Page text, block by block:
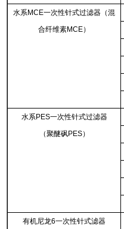
水系MCE一次性针式过滤器（混
合纤维素MCE）
水系PES一次性针式过滤器
（聚醚砜PES）
有机尼龙6一次性针式滤器